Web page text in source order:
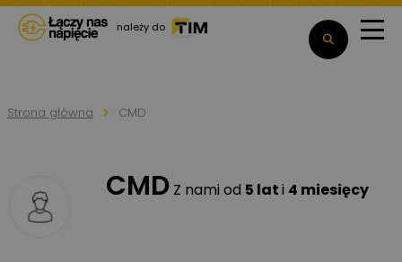
należy do
Strona główna CMD
CMD Z nami od 5 lati 4 miesięcy